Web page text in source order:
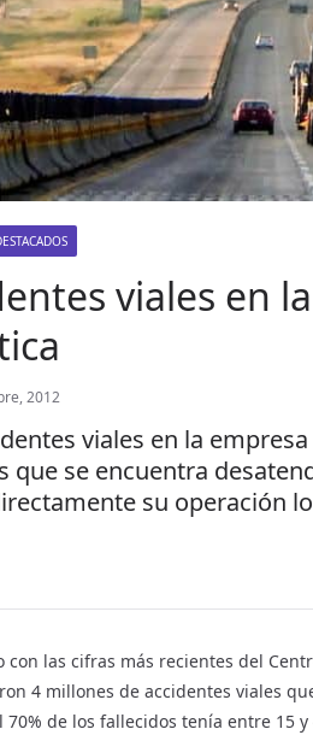
viales en
2012
viales en la
que se encuentra
su operación
con las cifras más recientes del
4 millones de accidentes viales
70% de los fallecidos tenía entre 15